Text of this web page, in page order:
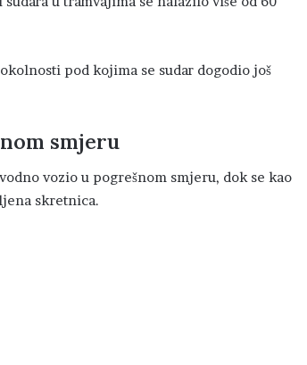
pod kojima se sudar dogodio još
smjeru
vozio u pogrešnom smjeru, dok se kao
skretnica.